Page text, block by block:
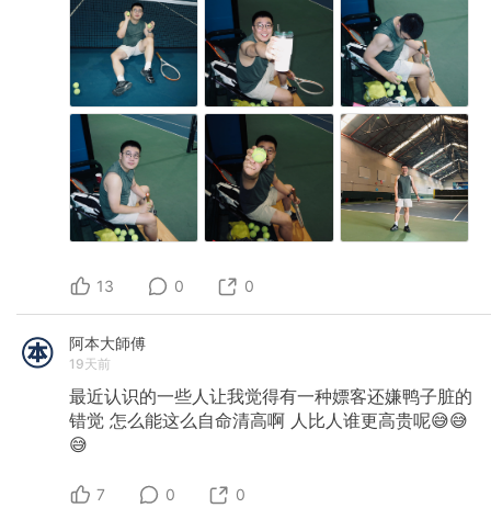
13 0 0
阿本大師傅
19天前
最近认识的一些人让我觉得有一种嫖客还嫌鸭子脏的
错觉 怎么能这么自命清高啊 人比人谁更高贵呢😅😅
😅
7 0 0